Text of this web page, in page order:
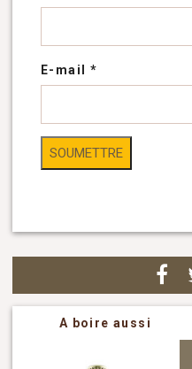
E-mail *
A boire aussi